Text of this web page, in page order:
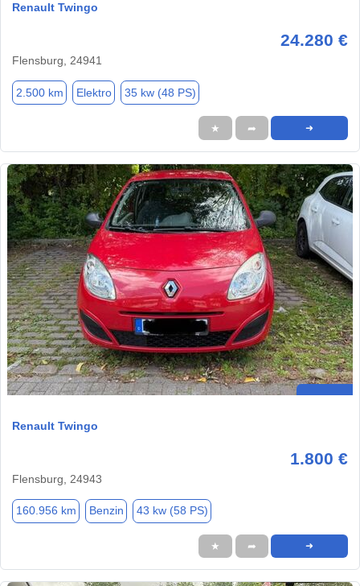
Renault Twingo
24.280 €
Flensburg, 24941
2.500 km Elektro 35 kw (48 PS)
★ ➦ ➜
Renault Twingo
1.800 €
Flensburg, 24943
160.956 km Benzin 43 kw (58 PS)
★ ➦ ➜